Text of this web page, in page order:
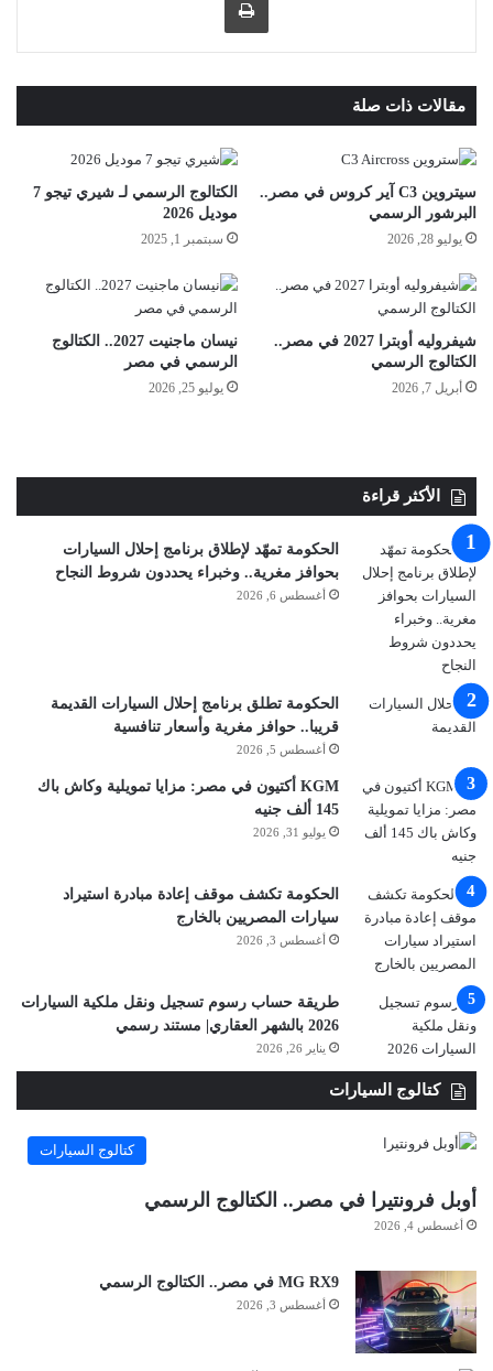
مقالات ذات صلة
سيتروين C3 آير كروس في مصر..
البرشور الرسمي
يوليو 28, 2026
الكتالوج الرسمي لـ شيري تيجو 7
موديل 2026
سبتمبر 1, 2025
شيفروليه أوبترا 2027 في مصر..
الكتالوج الرسمي
أبريل 7, 2026
نيسان ماجنيت 2027.. الكتالوج
الرسمي في مصر
يوليو 25, 2026
الأكثر قراءة
الحكومة تمهّد لإطلاق برنامج إحلال السيارات
بحوافز مغرية.. وخبراء يحددون شروط النجاح
أغسطس 6, 2026
الحكومة تطلق برنامج إحلال السيارات القديمة
قريبا.. حوافز مغرية وأسعار تنافسية
أغسطس 5, 2026
KGM أكتيون في مصر: مزايا تمويلية وكاش باك
145 ألف جنيه
يوليو 31, 2026
الحكومة تكشف موقف إعادة مبادرة استيراد
سيارات المصريين بالخارج
أغسطس 3, 2026
طريقة حساب رسوم تسجيل ونقل ملكية السيارات
2026 بالشهر العقاري| مستند رسمي
يناير 26, 2026
كتالوج السيارات
كتالوج السيارات
أوبل فرونتيرا في مصر.. الكتالوج الرسمي
أغسطس 4, 2026
MG RX9 في مصر.. الكتالوج الرسمي
أغسطس 3, 2026